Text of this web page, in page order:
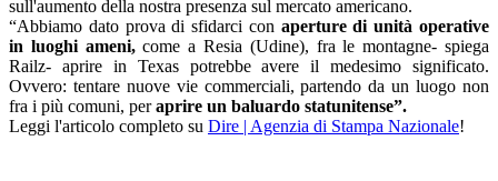
sull'aumento della nostra presenza sul mercato americano.
“Abbiamo dato prova di sfidarci conaperture di unità operative
in luoghi ameni,come a Resia (Udine), fra le montagne- spiega
Railz- aprire in Texas potrebbe avere il medesimo significato.
Ovvero: tentare nuove vie commerciali, partendo da un luogo non
fra i più comuni, peraprire un baluardo statunitense”.
Leggi l'articolo completo su Dire | Agenzia di Stampa Nazionale!